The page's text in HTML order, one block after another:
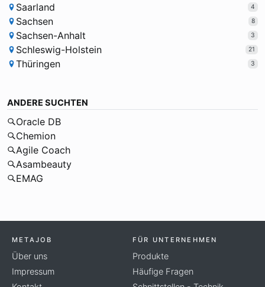
Saarland 4
Sachsen 8
Sachsen-Anhalt 3
Schleswig-Holstein 21
Thüringen 3
ANDERE SUCHTEN
Oracle DB
Chemion
Agile Coach
Asambeauty
EMAG
METAJOB
Über uns
Impressum
FÜR UNTERNEHMEN
Produkte
Häufige Fragen